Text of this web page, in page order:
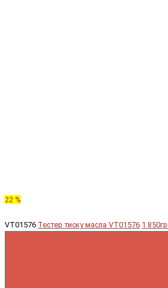
22 %
VT01576 Тестер тиску масла VT01576 1